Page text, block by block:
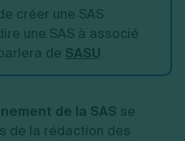
créer une SAS
une SAS à associé
de SASU.
de la SAS se
de la rédaction des